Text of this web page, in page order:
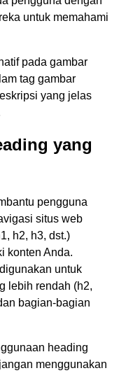
untuk memahami
pada gambar
tag gambar
yang jelas
yang
pengguna
situs web
h2, h3, dst.)
konten Anda.
untuk
lebih rendah (h2,
bagian-bagian
heading
menggunakan